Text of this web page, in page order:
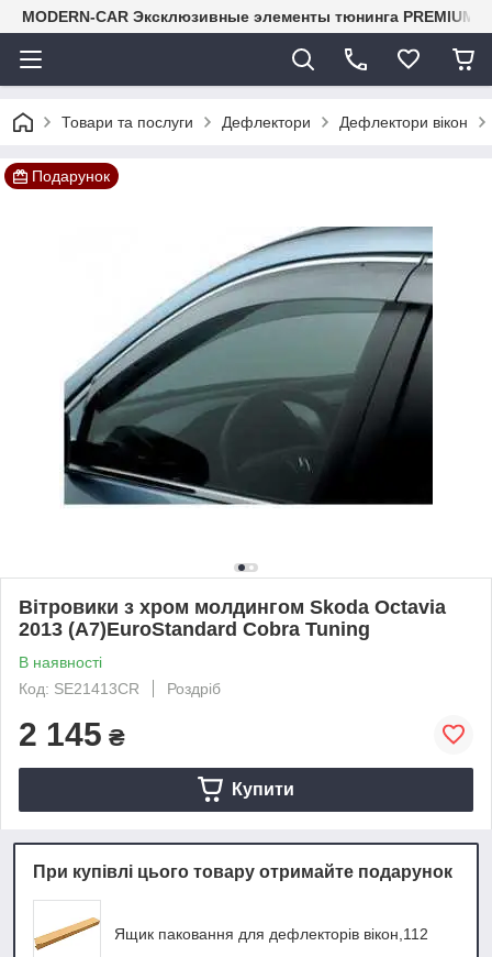
MODERN-CAR Эксклюзивные элементы тюнинга PREMIUM-
Товари та послуги Дефлектори Дефлектори вікон
Подарунок
Вітровики з хром молдингом Skoda Octavia
2013 (А7)EuroStandard Cobra Tuning
В наявності
Код: SE21413CR
Роздріб
2 145 ₴
Купити
При купівлі цього товару отримайте подарунок
Ящик паковання для дефлекторів вікон,112